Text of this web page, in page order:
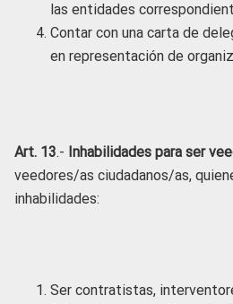
las entidades
Contar con una carta de
en representación de
Art. 13.- Inhabilidades para ser
veedores/as ciudadanos/as,
inhabilidades:
Ser contratistas,